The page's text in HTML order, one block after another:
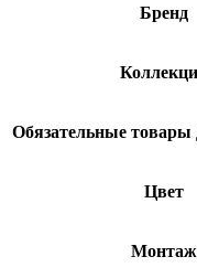
Бренд
Обязательные товары
Цвет
Монтаж